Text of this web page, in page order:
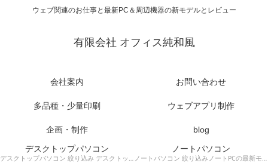
ウェブ関連のお仕事と最新PC＆周辺機器の新モデルとレビュー
有限会社 オフィス純和風
会社案内 お問い合わせ
多品種・少量印刷 ウェブアプリ制作
企画・制作
blog
デスクトップパソコン
デスクトップパソコン 絞り込み デスクトップPCの最新モデルやスペック・仕様に関する情報。
ノートパソコン
ノートパソコン 絞り込みノートPCの最新モデルやスペック・仕様に関する情報。